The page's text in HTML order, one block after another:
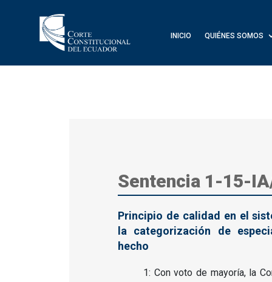
INICIO QUIÉNES SOMOS
Sentencia 1-15-
Principio de calidad en el
la categorización de
hecho
1: Con voto de mayoría, la